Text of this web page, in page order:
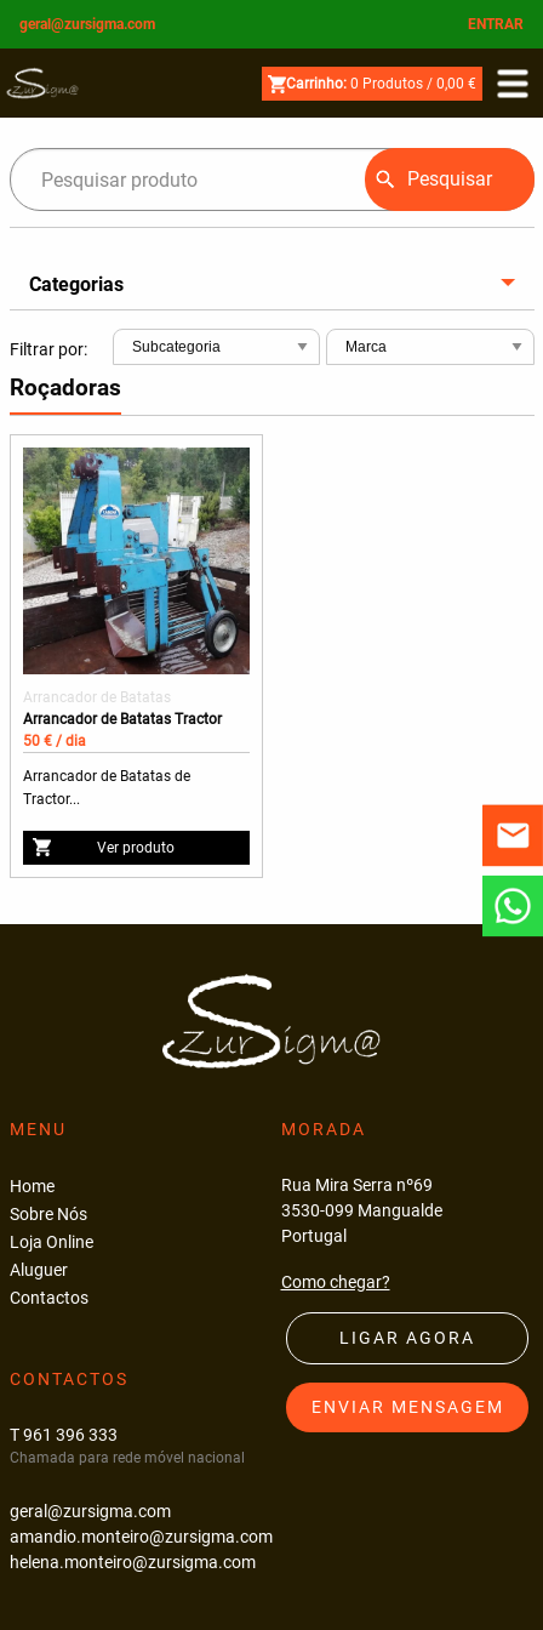
geral@zursigma.com ENTRAR
Carrinho: 0 Produtos / 0,00 €
Pesquisar
Categorias
Filtrar por:
Roçadoras
Arrancador de Batatas
Arrancador de Batatas Tractor
50 € / dia
Arrancador de Batatas de
Tractor...
Ver produto
MENU
Home
Sobre Nós
Loja Online
Aluguer
Contactos
MORADA
Rua Mira Serra nº69
3530-099 Mangualde
Portugal
Como chegar?
CONTACTOS
T 961 396 333
Chamada para rede móvel nacional
geral@zursigma.com
amandio.monteiro@zursigma.com
helena.monteiro@zursigma.com
LIGAR AGORA
ENVIAR MENSAGEM